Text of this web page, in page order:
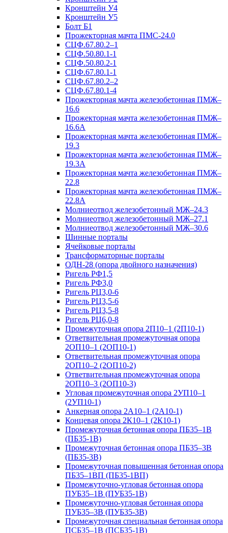
Кронштейн У4
Кронштейн У5
Болт Б1
Прожекторная мачта ПМС-24.0
СЦФ.67.80.2–1
СЦФ.50.80.1-1
СЦФ.50.80.2-1
СЦФ.67.80.1-1
СЦФ.67.80.2–2
СЦФ.67.80.1-4
Прожекторная мачта железобетонная ПМЖ–
16.6
Прожекторная мачта железобетонная ПМЖ–
16.6А
Прожекторная мачта железобетонная ПМЖ–
19.3
Прожекторная мачта железобетонная ПМЖ–
19.3А
Прожекторная мачта железобетонная ПМЖ–
22.8
Прожекторная мачта железобетонная ПМЖ–
22.8А
Молниеотвод железобетонный МЖ–24.3
Молниеотвод железобетонный МЖ–27.1
Молниеотвод железобетонный МЖ–30.6
Шинные порталы
Ячейковые порталы
Трансформаторные порталы
ОДН-28 (опора двойного назначения)
Ригель РФ1,5
Ригель РФ3,0
Ригель РЦ3,0-6
Ригель РЦ3,5-6
Ригель РЦ3,5-8
Ригель РЦ6,0-8
Промежуточная опора 2П10–1 (2П10-1)
Ответвительная промежуточная опора
2ОП10–1 (2ОП10-1)
Ответвительная промежуточная опора
2ОП10–2 (2ОП10-2)
Ответвительная промежуточная опора
2ОП10–3 (2ОП10-3)
Угловая промежуточная опора 2УП10–1
(2УП10-1)
Анкерная опора 2А10–1 (2А10-1)
Концевая опора 2К10–1 (2К10-1)
Промежуточная бетонная опора ПБ35–1В
(ПБ35-1В)
Промежуточная бетонная опора ПБ35–3В
(ПБ35-3В)
Промежуточная повышенная бетонная опора
ПБ35–1ВП (ПБ35-1ВП)
Промежуточно-угловая бетонная опора
ПУБ35–1В (ПУБ35-1В)
Промежуточно-угловая бетонная опора
ПУБ35–3В (ПУБ35-3В)
Промежуточная специальная бетонная опора
ПСБ35–1В (ПСБ35-1В)